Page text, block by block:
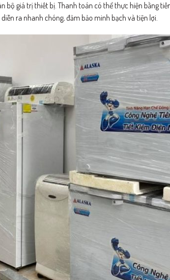
giá trị thiết bị. Thanh toán có thể thực hiện bằng
ra nhanh chóng, đảm bảo minh bạch và tiện lợi.